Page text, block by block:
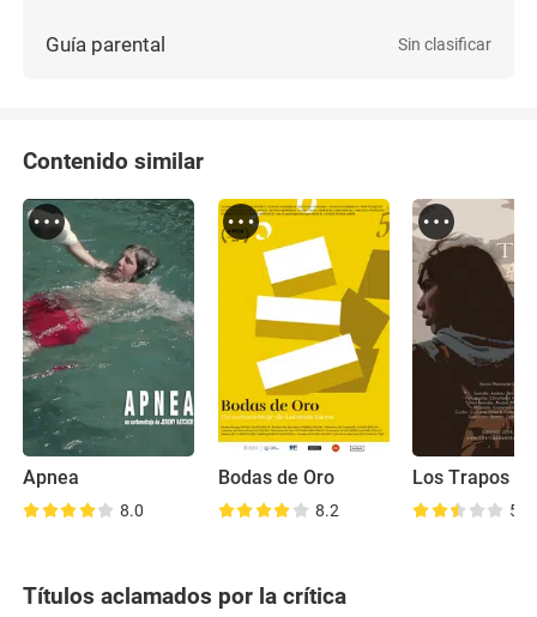
Guía parental Sin clasificar
Contenido similar
Apnea
8.0
Bodas de Oro
8.2
Los Trapos al
5.9
Títulos aclamados por la crítica